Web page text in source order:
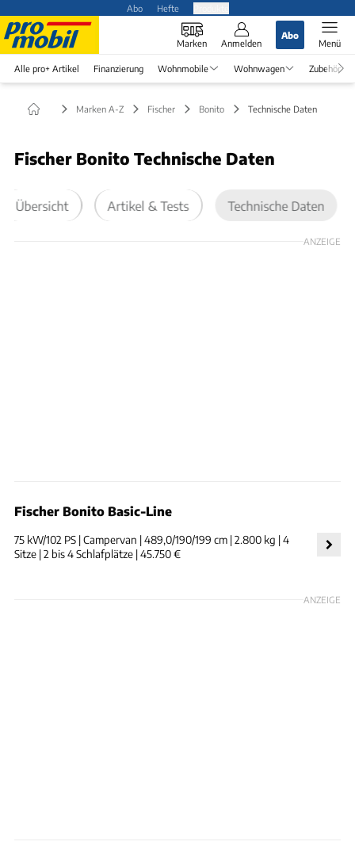
Abo Hefte
Marken Anmelden
Abo
Menü
Alle pro+ Artikel Finanzierung Wohnmobile Wohnwagen Zubehör
Marken A-Z Fischer Bonito Technische Daten
Fischer Bonito Technische Daten
Übersicht Artikel & Tests Technische Daten
ANZEIGE
Fischer Bonito Basic-Line
75 kW/102 PS | Campervan | 489,0/190/199 cm | 2.800 kg | 4
Sitze | 2 bis 4 Schlafplätze | 45.750 €
ANZEIGE